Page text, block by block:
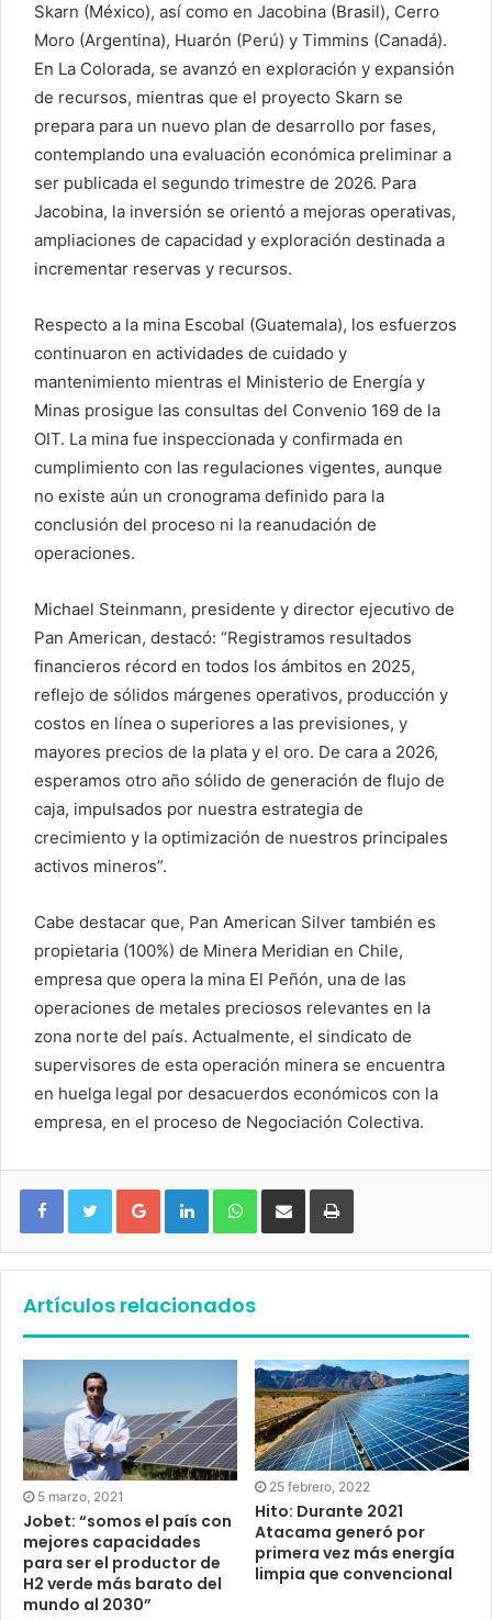
Skarn (México), así como en Jacobina (Brasil), Cerro
Moro (Argentina), Huarón (Perú) y Timmins (Canadá).
En La Colorada, se avanzó en exploración y expansión
de recursos, mientras que el proyecto Skarn se
prepara para un nuevo plan de desarrollo por fases,
contemplando una evaluación económica preliminar a
ser publicada el segundo trimestre de 2026. Para
Jacobina, la inversión se orientó a mejoras operativas,
ampliaciones de capacidad y exploración destinada a
incrementar reservas y recursos.
Respecto a la mina Escobal (Guatemala), los esfuerzos
continuaron en actividades de cuidado y
mantenimiento mientras el Ministerio de Energía y
Minas prosigue las consultas del Convenio 169 de la
OIT. La mina fue inspeccionada y confirmada en
cumplimiento con las regulaciones vigentes, aunque
no existe aún un cronograma definido para la
conclusión del proceso ni la reanudación de
operaciones.
Michael Steinmann, presidente y director ejecutivo de
Pan American, destacó: “Registramos resultados
financieros récord en todos los ámbitos en 2025,
reflejo de sólidos márgenes operativos, producción y
costos en línea o superiores a las previsiones, y
mayores precios de la plata y el oro. De cara a 2026,
esperamos otro año sólido de generación de flujo de
caja, impulsados por nuestra estrategia de
crecimiento y la optimización de nuestros principales
activos mineros”.
Cabe destacar que, Pan American Silver también es
propietaria (100%) de Minera Meridian en Chile,
empresa que opera la mina El Peñón, una de las
operaciones de metales preciosos relevantes en la
zona norte del país. Actualmente, el sindicato de
supervisores de esta operación minera se encuentra
en huelga legal por desacuerdos económicos con la
empresa, en el proceso de Negociación Colectiva.
Google+ LinkedIn WhatsApp
Artículos relacionados
5 marzo, 2021
Jobet: “somos el país con
mejores capacidades
para ser el productor de
H2 verde más barato del
mundo al 2030”
25 febrero, 2022
Hito: Durante 2021
Atacama generó por
primera vez más energía
limpia que convencional